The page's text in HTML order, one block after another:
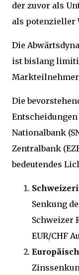
der zuvor als
als potenzieller
Die
ist bislang
Die
Nationalbank
Zentralbank
bedeutendes
Senkung
Schweizer
EUR/CHF